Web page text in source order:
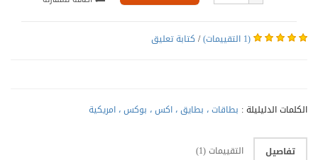
(1 التقييمات) / كتابة تعليق
الكلمات الدليليلة : بطاقات ، بطايق ، اكس ، بوكس ، امريكية
تفاصيل التقييمات (1)